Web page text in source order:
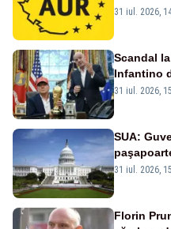
virusului
31 iul. 2026,
Scandal
Infantino
privind
31 iul. 2026,
SUA:
începând
31 iul. 2026,
Florin